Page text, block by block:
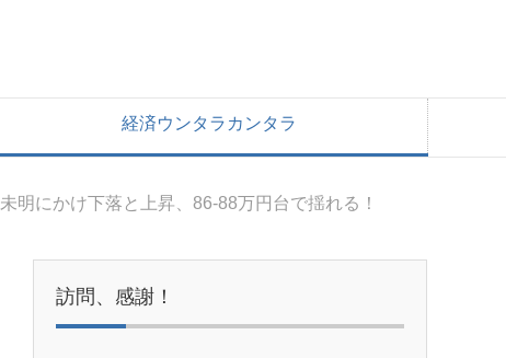
経済ウンタラカンタラ
明にかけ下落と上昇、86-88万円台で揺れる！
訪問、感謝！